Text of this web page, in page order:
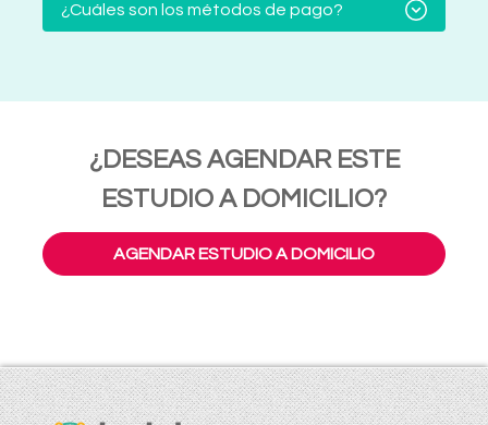
¿Cuáles son los métodos de pago?
¿DESEAS AGENDAR ESTE
ESTUDIO A DOMICILIO?
AGENDAR ESTUDIO A DOMICILIO